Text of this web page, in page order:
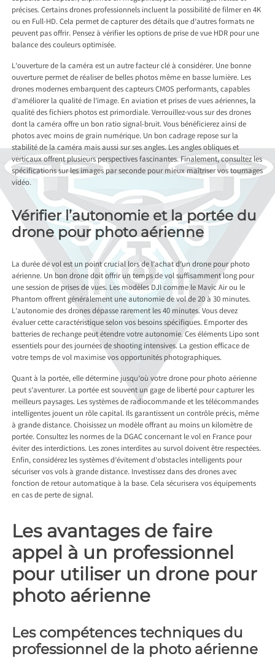
précises. Certains drones professionnels incluent la possibilité de filmer en 4K
ou en Full-HD. Cela permet de capturer des détails que d’autres formats ne
peuvent pas offrir. Pensez à vérifier les options de prise de vue HDR pour une
balance des couleurs optimisée.
L’ouverture de la caméra est un autre facteur clé à considérer. Une bonne
ouverture permet de réaliser de belles photos même en basse lumière. Les
drones modernes embarquent des capteurs CMOS performants, capables
d’améliorer la qualité de l’image. En aviation et prises de vues aériennes, la
qualité des fichiers photos est primordiale. Verrouillez-vous sur des drones
dont la caméra offre un bon ratio signal-bruit. Vous bénéficierez ainsi de
photos avec moins de grain numérique. Un bon cadrage repose sur la
stabilité de la caméra mais aussi sur ses angles. Les angles obliques et
verticaux offrent plusieurs perspectives fascinantes. Finalement, consultez les
spécifications sur les images par seconde pour mieux maîtriser vos tournages
vidéo.
Vérifier l’autonomie et la portée du
drone pour photo aérienne
La durée de vol est un point crucial lors de l’achat d’un drone pour photo
aérienne. Un bon drone doit offrir un temps de vol suffisamment long pour
une session de prises de vues. Les modèles DJI comme le Mavic Air ou le
Phantom offrent généralement une autonomie de vol de 20 à 30 minutes.
L’autonomie des drones dépasse rarement les 40 minutes. Vous devez
évaluer cette caractéristique selon vos besoins spécifiques. Emporter des
batteries de rechange peut étendre votre autonomie. Ces éléments Lipo sont
essentiels pour des journées de shooting intensives. La gestion efficace de
votre temps de vol maximise vos opportunités photographiques.
Quant à la portée, elle détermine jusqu’où votre drone pour photo aérienne
peut s’aventurer. La portée est souvent un gage de liberté pour capturer les
meilleurs paysages. Les systèmes de radiocommande et les télécommandes
intelligentes jouent un rôle capital. Ils garantissent un contrôle précis, même
à grande distance. Choisissez un modèle offrant au moins un kilomètre de
portée. Consultez les normes de la DGAC concernant le vol en France pour
éviter des interdictions. Les zones interdites au survol doivent être respectées.
Enfin, considérez les systèmes d’évitement d’obstacles intelligents pour
sécuriser vos vols à grande distance. Investissez dans des drones avec
fonction de retour automatique à la base. Cela sécurisera vos équipements
en cas de perte de signal.
Les avantages de faire
appel à un professionnel
pour utiliser un drone pour
photo aérienne
Les compétences techniques du
professionnel de la photo aérienne